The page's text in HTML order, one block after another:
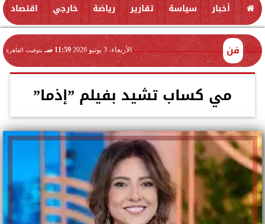
أخبار سياسة تقارير رياضة خارجي اقتصاد
فن الأربعاء، 3 يونيو 2026 11:59 صـ بتوقيت القاهرة
مي كساب تشيد بفيلم ”إذما”